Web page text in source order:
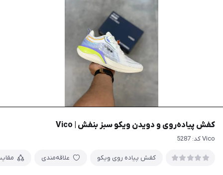
کفش پیاده‌روی و دویدن ویکو سبز بنفش | Vico
Vico کد: 5287
کفش پیاده روی ویکو علاقه‌مندی